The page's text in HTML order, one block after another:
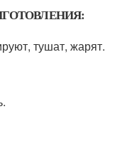
тушат, жарят.